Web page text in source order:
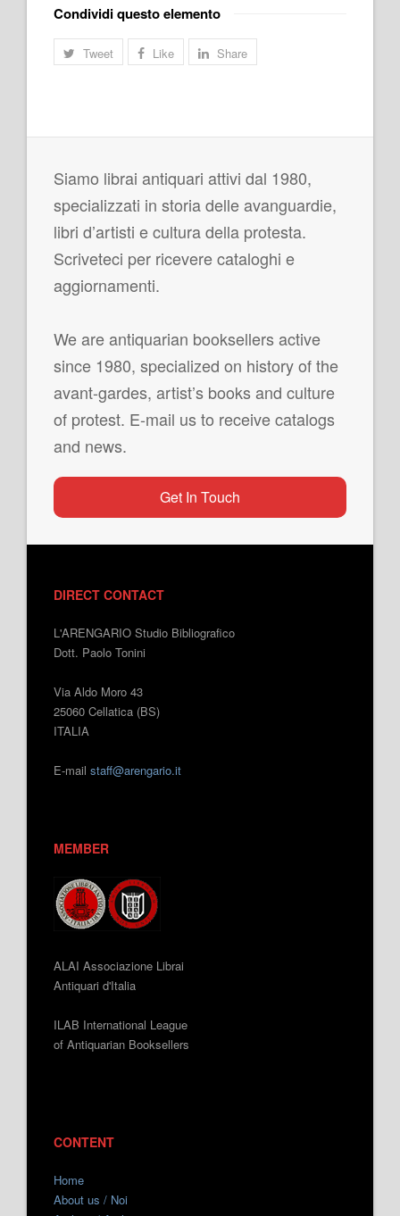
Condividi questo elemento
Tweet Like Share
Siamo librai antiquari attivi dal 1980,
specializzati in storia delle avanguardie,
libri d’artisti e cultura della protesta.
Scriveteci per ricevere cataloghi e
aggiornamenti.
We are antiquarian booksellers active
since 1980, specialized on history of the
avant-gardes, artist’s books and culture
of protest. E-mail us to receive catalogs
and news.
Get In Touch
DIRECT CONTACT
L'ARENGARIO Studio Bibliografico
Dott. Paolo Tonini
Via Aldo Moro 43
25060 Cellatica (BS)
ITALIA
E-mail staff@arengario.it
MEMBER
ALAI Associazione Librai
Antiquari d'Italia
ILAB International League
of Antiquarian Booksellers
CONTENT
Home
About us / Noi